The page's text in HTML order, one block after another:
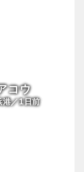
コウ
港／1日前